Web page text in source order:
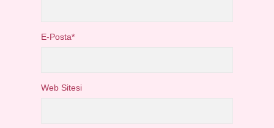
E-Posta*
Web Sitesi